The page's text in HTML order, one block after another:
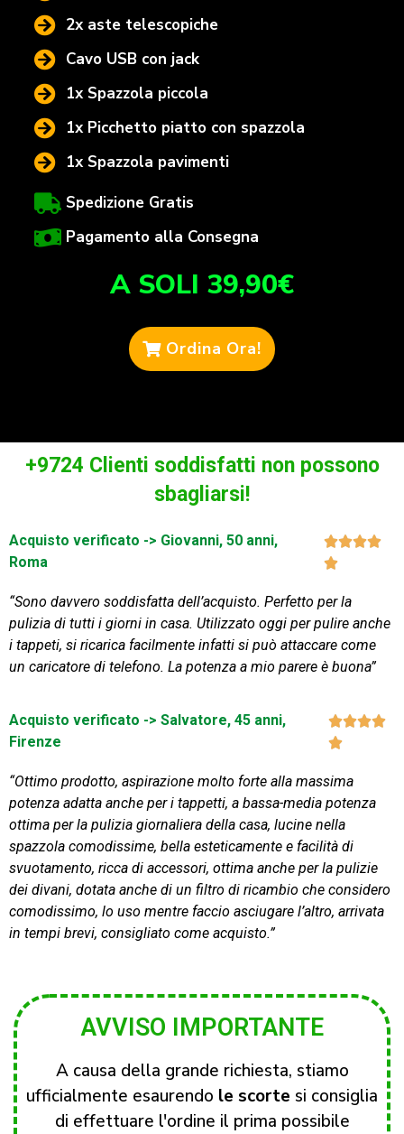
2x aste telescopiche
Cavo USB con jack
1x Spazzola piccola
1x Picchetto piatto con spazzola
1x Spazzola pavimenti
Spedizione Gratis
Pagamento alla Consegna
A SOLI 39,90€
Ordina Ora!
+9724 Clienti soddisfatti non possono
sbagliarsi!
Acquisto verificato -> Giovanni, 50 anni,
Roma


“Sono davvero soddisfatta dell’acquisto. Perfetto per la
pulizia di tutti i giorni in casa. Utilizzato oggi per pulire anche
i tappeti, si ricarica facilmente infatti si può attaccare come
un caricatore di telefono. La potenza a mio parere è buona”
Acquisto verificato -> Salvatore, 45 anni,
Firenze


“Ottimo prodotto, aspirazione molto forte alla massima
potenza adatta anche per i tappetti, a bassa-media potenza
ottima per la pulizia giornaliera della casa, lucine nella
spazzola comodissime, bella esteticamente e facilità di
svuotamento, ricca di accessori, ottima anche per la pulizie
dei divani, dotata anche di un filtro di ricambio che considero
comodissimo, lo uso mentre faccio asciugare l’altro, arrivata
in tempi brevi, consigliato come acquisto.”
AVVISO IMPORTANTE
A causa della grande richiesta, stiamo
ufficialmente esaurendo le scorte si consiglia
di effettuare l'ordine il prima possibile